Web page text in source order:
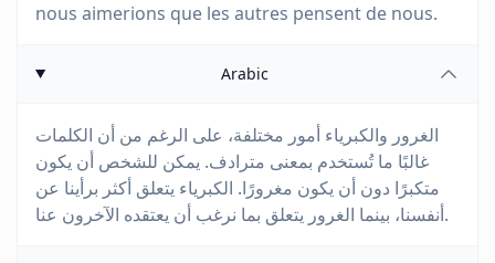
nous aimerions que les autres pensent de nous.
Arabic
الغرور والكبرياء أمور مختلفة، على الرغم من أن الكلمات
غالبًا ما تُستخدم بمعنى مترادف. يمكن للشخص أن يكون
متكبرًا دون أن يكون مغرورًا. الكبرياء يتعلق أكثر برأينا عن
أنفسنا، بينما الغرور يتعلق بما نرغب أن يعتقده الآخرون عنا.